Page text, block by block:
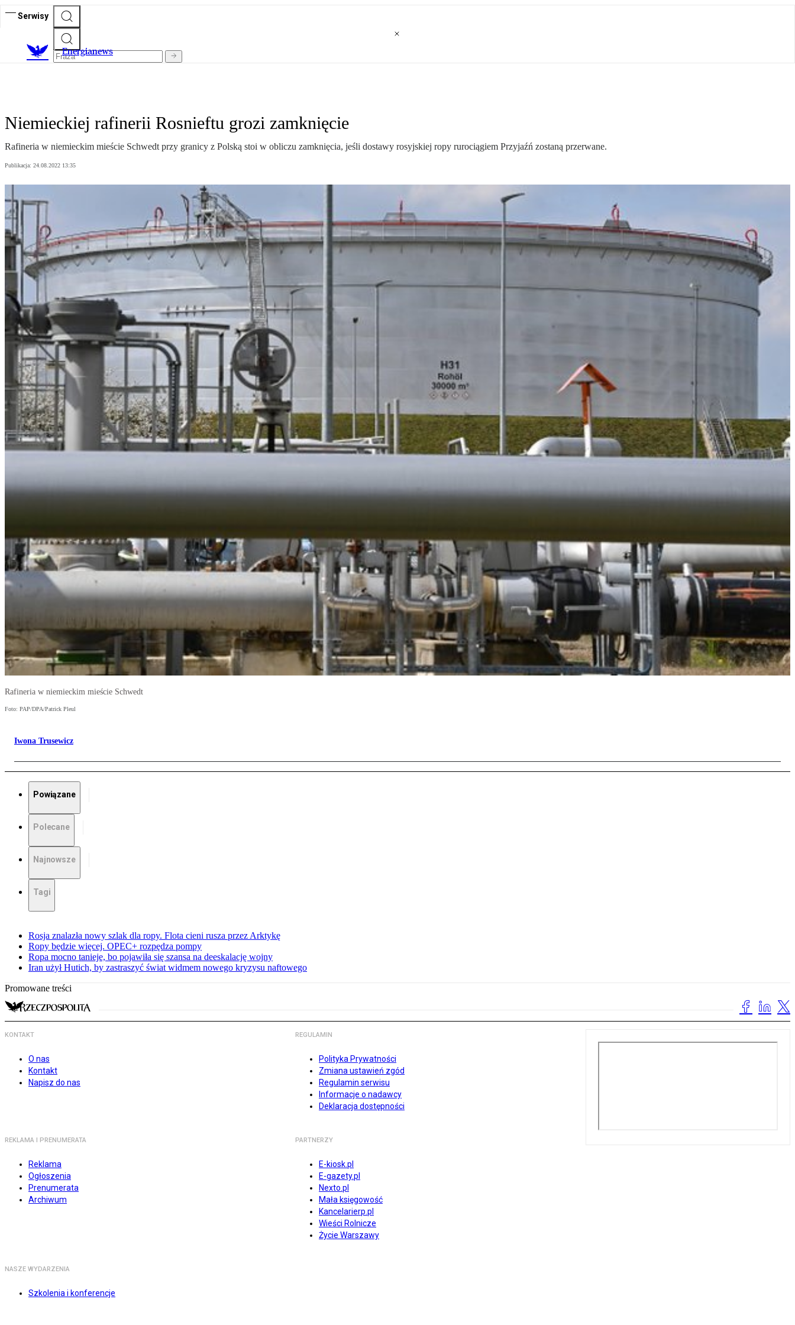
Serwisy
Energianews
Niemieckiej rafinerii Rosnieftu grozi zamknięcie
Rafineria w niemieckim mieście Schwedt przy granicy z Polską stoi w obliczu zamknięcia, jeśli dostawy rosyjskiej ropy rurociągiem Przyjaźń zostaną przerwane.
Publikacja: 24.08.2022 13:35
Rafineria w niemieckim mieście Schwedt
Foto: PAP/DPA/Patrick Pleul
Iwona Trusewicz
Powiązane
Polecane
Najnowsze
Tagi
Rosja znalazła nowy szlak dla ropy. Flota cieni rusza przez Arktykę
Ropy będzie więcej. OPEC+ rozpędza pompy
Ropa mocno tanieje, bo pojawiła się szansa na deeskalację wojny
Iran użył Hutich, by zastraszyć świat widmem nowego kryzysu naftowego
Promowane treści
KONTAKT
O nas
Kontakt
Napisz do nas
REGULAMIN
Polityka Prywatności
Zmiana ustawień zgód
Regulamin serwisu
Informacje o nadawcy
Deklaracja dostępności
REKLAMA I PRENUMERATA
Reklama
Ogłoszenia
Prenumerata
Archiwum
PARTNERZY
E-kiosk.pl
E-gazety.pl
Nexto.pl
Mała księgowość
Kancelarierp.pl
Wieści Rolnicze
Życie Warszawy
NASZE WYDARZENIA
Szkolenia i konferencje